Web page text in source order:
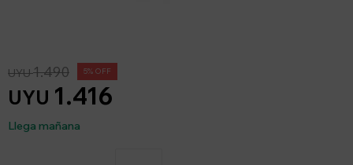
UYU 1.416
UYU1.490 5
Llega mañana